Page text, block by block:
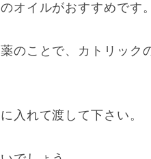
オイルがおすすめです。
のことで、カトリック
入れて渡して下さい。